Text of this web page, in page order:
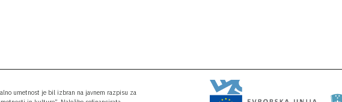
umetnost je bil izbran na javnem razpisu za